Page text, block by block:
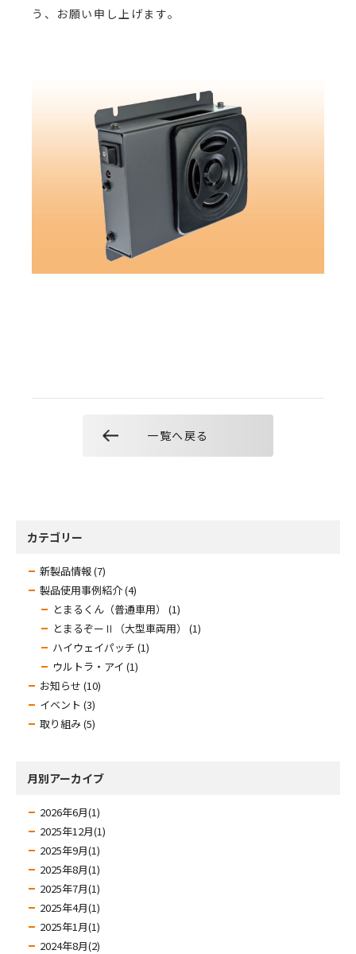
う、お願い申し上げます。
一覧へ戻る
カテゴリー
新製品情報 (7)
製品使用事例紹介 (4)
とまるくん（普通車用） (1)
とまるぞーⅡ（大型車両用） (1)
ハイウェイパッチ (1)
ウルトラ・アイ (1)
お知らせ (10)
イベント (3)
取り組み (5)
月別アーカイブ
2026年6月(1)
2025年12月(1)
2025年9月(1)
2025年8月(1)
2025年7月(1)
2025年4月(1)
2025年1月(1)
2024年8月(2)